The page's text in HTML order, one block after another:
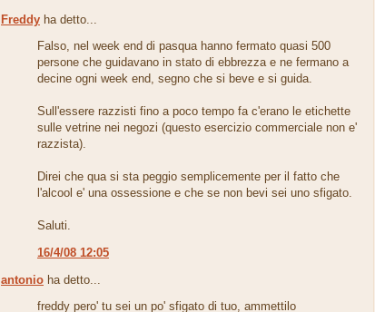
Freddy ha detto...
Falso, nel week end di pasqua hanno fermato quasi 500
persone che guidavano in stato di ebbrezza e ne fermano a
decine ogni week end, segno che si beve e si guida.
Sull'essere razzisti fino a poco tempo fa c'erano le etichette
sulle vetrine nei negozi (questo esercizio commerciale non e'
razzista).
Direi che qua si sta peggio semplicemente per il fatto che
l'alcool e' una ossessione e che se non bevi sei uno sfigato.
Saluti.
16/4/08 12:05
antonio ha detto...
freddy pero' tu sei un po' sfigato di tuo, ammettilo